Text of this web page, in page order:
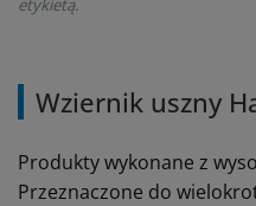
Wziernik uszny
Produkty wykonane z
Przeznaczone do